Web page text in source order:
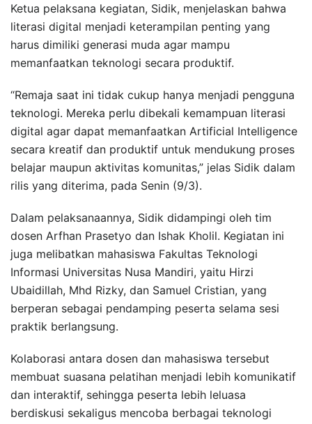
Ketua pelaksana kegiatan, Sidik, menjelaskan bahwa
literasi digital menjadi keterampilan penting yang
harus dimiliki generasi muda agar mampu
memanfaatkan teknologi secara produktif.
“Remaja saat ini tidak cukup hanya menjadi pengguna
teknologi. Mereka perlu dibekali kemampuan literasi
digital agar dapat memanfaatkan Artificial Intelligence
secara kreatif dan produktif untuk mendukung proses
belajar maupun aktivitas komunitas,” jelas Sidik dalam
rilis yang diterima, pada Senin (9/3).
Dalam pelaksanaannya, Sidik didampingi oleh tim
dosen Arfhan Prasetyo dan Ishak Kholil. Kegiatan ini
juga melibatkan mahasiswa Fakultas Teknologi
Informasi Universitas Nusa Mandiri, yaitu Hirzi
Ubaidillah, Mhd Rizky, dan Samuel Cristian, yang
berperan sebagai pendamping peserta selama sesi
praktik berlangsung.
Kolaborasi antara dosen dan mahasiswa tersebut
membuat suasana pelatihan menjadi lebih komunikatif
dan interaktif, sehingga peserta lebih leluasa
berdiskusi sekaligus mencoba berbagai teknologi